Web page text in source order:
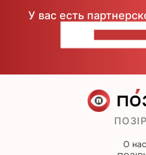
У вас есть
О нас